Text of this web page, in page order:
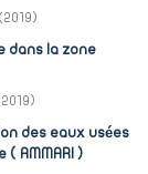
(2019)
dans la zone
2019)
des eaux usées
AMMARI )